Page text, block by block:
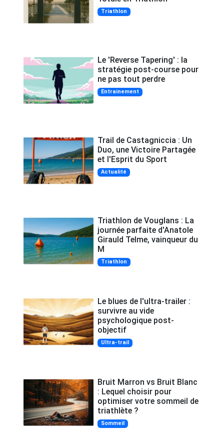
Triathlon
Le 'Reverse Tapering' : la
stratégie post-course pour
ne pas tout perdre
Entrainement
Trail de Castagniccia : Un
Duo, une Victoire Partagée
et l'Esprit du Sport
Actualité
Triathlon de Vouglans : La
journée parfaite d'Anatole
Girauld Telme, vainqueur du
M
Triathlon
Le blues de l'ultra-trailer :
survivre au vide
psychologique post-
objectif
Ultra-trail
Bruit Marron vs Bruit Blanc
: Lequel choisir pour
optimiser votre sommeil de
triathlète ?
Sommeil